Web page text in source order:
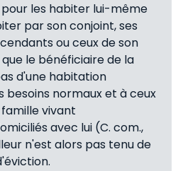
les habiter lui-même
par son conjoint, ses
ou ceux de son
le bénéficiaire de la
d'une habitation
besoins normaux et à ceux
vivant
avec lui (C. com.,
n'est alors pas tenu de